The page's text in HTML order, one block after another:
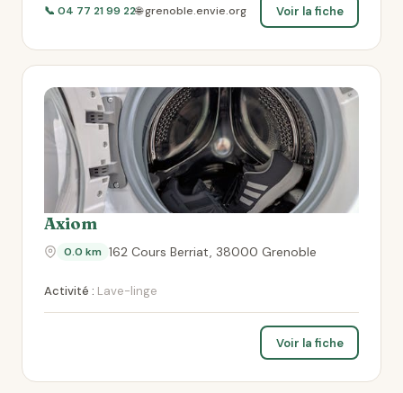
📞 04 77 21 99 22🌐 grenoble.envie.org Voir la fiche
Axiom
0.0 km 162 Cours Berriat, 38000 Grenoble
Activité : Lave-linge
Voir la fiche